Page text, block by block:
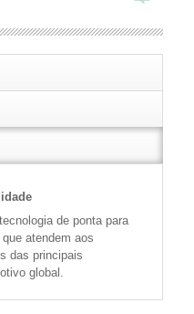
de ponta para
atendem aos
das principais
global.